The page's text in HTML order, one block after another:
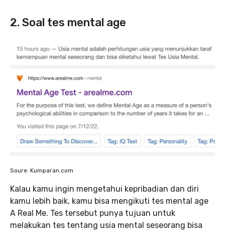
2. Soal tes mental age
Soure: Kumparan.com
Kalau kamu ingin mengetahui kepribadian dan diri
kamu lebih baik, kamu bisa mengikuti tes mental age
A Real Me. Tes tersebut punya tujuan untuk
melakukan tes tentang usia mental seseorang bisa